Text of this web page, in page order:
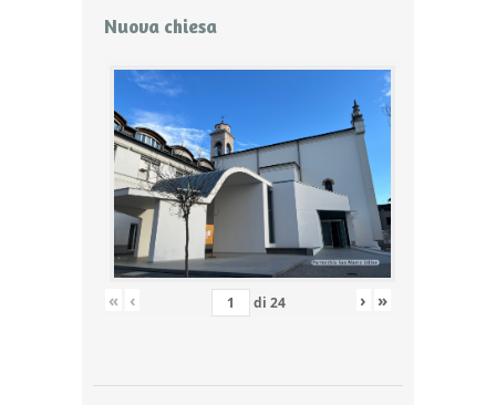
Nuova chiesa
« ‹ di 24 › »